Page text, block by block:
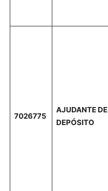
7026775
AJUDANTE DE
DEPÓSITO